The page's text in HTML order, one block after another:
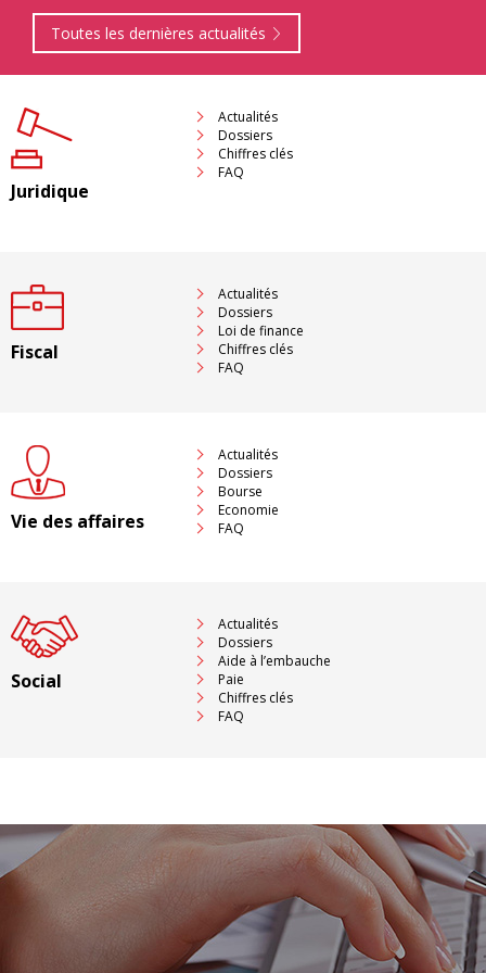
Toutes les dernières actualités
Juridique
Actualités
Dossiers
Chiffres clés
FAQ
Fiscal
Actualités
Dossiers
Loi de finance
Chiffres clés
FAQ
Vie des affaires
Actualités
Dossiers
Bourse
Economie
FAQ
Social
Actualités
Dossiers
Aide à l’embauche
Paie
Chiffres clés
FAQ